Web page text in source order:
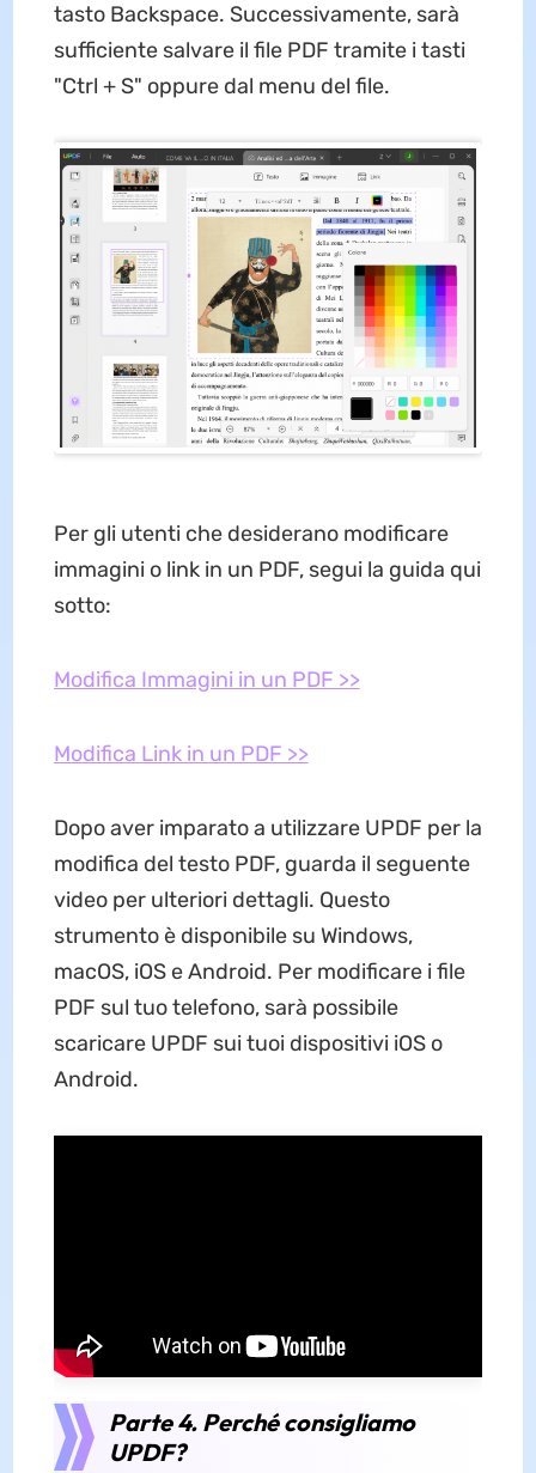
tasto Backspace. Successivamente, sarà
sufficiente salvare il file PDF tramite i tasti
"Ctrl + S" oppure dal menu del file.
Per gli utenti che desiderano modificare
immagini o link in un PDF, segui la guida qui
sotto:
Modifica Immagini in un PDF >>
Modifica Link in un PDF >>
Dopo aver imparato a utilizzare UPDF per la
modifica del testo PDF, guarda il seguente
video per ulteriori dettagli. Questo
strumento è disponibile su Windows,
macOS, iOS e Android. Per modificare i file
PDF sul tuo telefono, sarà possibile
scaricare UPDF sui tuoi dispositivi iOS o
Android.
Parte 4. Perché consigliamo
UPDF?